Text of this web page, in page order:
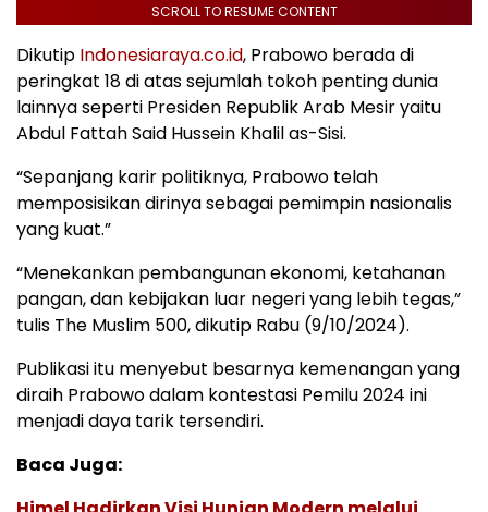
SCROLL TO RESUME CONTENT
Dikutip Indonesiaraya.co.id, Prabowo berada di
peringkat 18 di atas sejumlah tokoh penting dunia
lainnya seperti Presiden Republik Arab Mesir yaitu
Abdul Fattah Said Hussein Khalil as-Sisi.
“Sepanjang karir politiknya, Prabowo telah
memposisikan dirinya sebagai pemimpin nasionalis
yang kuat.”
“Menekankan pembangunan ekonomi, ketahanan
pangan, dan kebijakan luar negeri yang lebih tegas,”
tulis The Muslim 500, dikutip Rabu (9/10/2024).
Publikasi itu menyebut besarnya kemenangan yang
diraih Prabowo dalam kontestasi Pemilu 2024 ini
menjadi daya tarik tersendiri.
Baca Juga: